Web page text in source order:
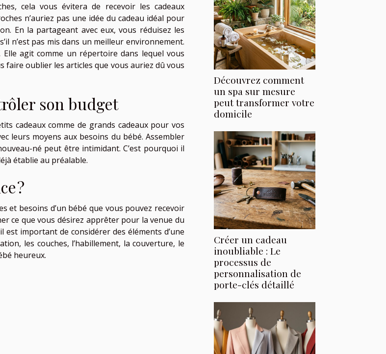
cela vous évitera de recevoir les cadeaux
n’auriez pas une idée du cadeau idéal pour
En la partageant avec eux, vous réduisez les
s’il n’est pas mis dans un meilleur environnement.
Elle agit comme un répertoire dans lequel vous
faire oublier les articles que vous auriez dû vous
son budget
cadeaux comme de grands cadeaux pour vos
leurs moyens aux besoins du bébé. Assembler
né peut être intimidant. C’est pourquoi il
établie au préalable.
?
et besoins d’un bébé que vous pouvez recevoir
ce que vous désirez apprêter pour la venue du
important de considérer des éléments d’une
les couches, l’habillement, la couverture, le
heureux.
Découvrez comment
un spa sur mesure
peut transformer votre
domicile
Créer un cadeau
inoubliable : Le
processus de
personnalisation de
porte-clés détaillé